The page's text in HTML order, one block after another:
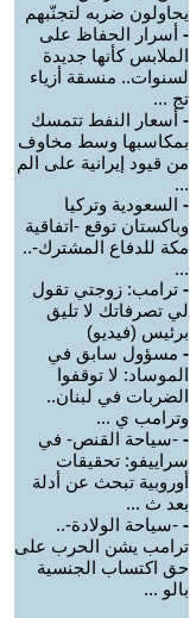
يحاولون ضربه لتجنّبهم
- أسرار الحفاظ على
الملابس كأنها جديدة
لسنوات.. منسقة أزياء
تج ...
- أسعار النفط تتمسك
بمكاسبها وسط مخاوف
من قيود إيرانية على الم
...
- السعودية وتركيا
وباكستان توقع -اتفاقية
مكة للدفاع المشترك-..
...
- ترامب: زوجتي تقول
لي تصرفاتك لا تليق
برئيس (فيديو)
- مسؤول سابق في
الموساد: لا توقفوا
الضربات في لبنان..
وترامب ي ...
- -سياحة القنص- في
سراييفو: تحقيقات
أوروبية تبحث عن أدلة
بعد ث ...
- -سياحة الولادة-..
ترامب يشن الحرب على
حق اكتساب الجنسية
بالو ...